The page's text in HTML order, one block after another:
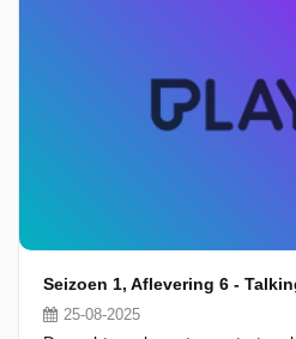
Seizoen 1, Aflevering 6 -
25-08-2025